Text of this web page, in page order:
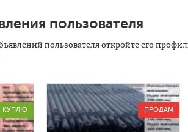
пользователя
пользователя откройте его
КУПЛЮ ПРОДАМ